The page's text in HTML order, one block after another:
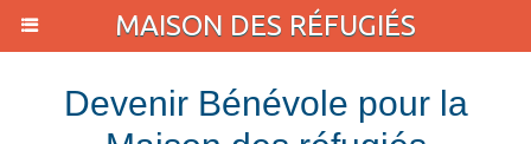
MAISON DES RÉFUGIÉS
Devenir Bénévole pour la